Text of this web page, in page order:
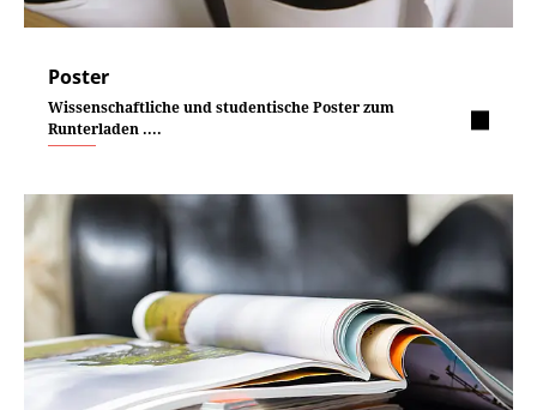
Poster
Wissenschaftliche und studentische Poster zum
Runterladen ....